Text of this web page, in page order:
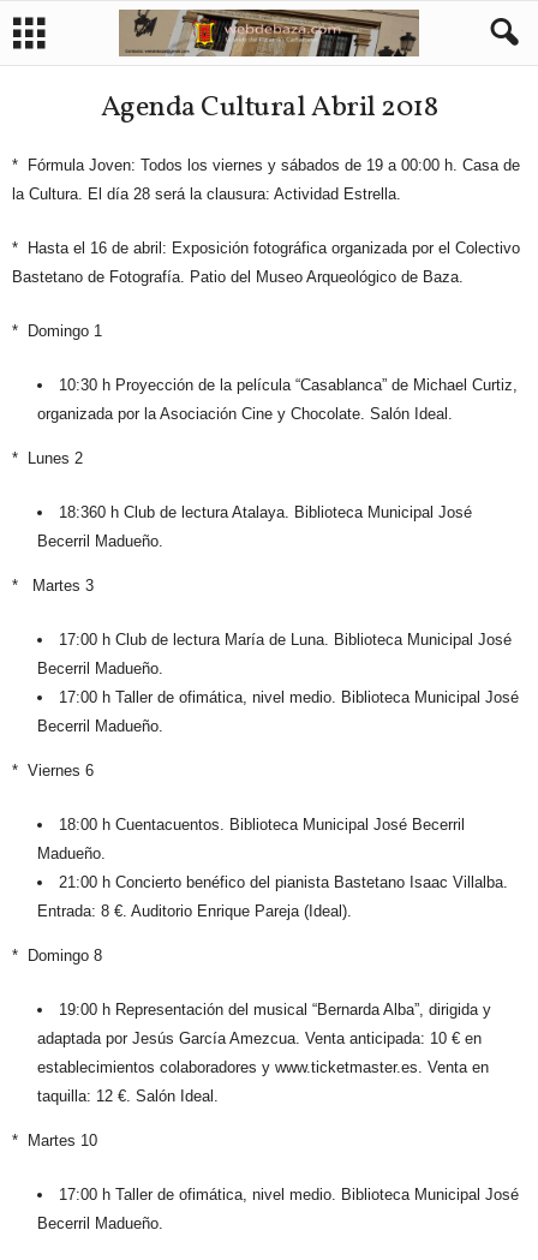
Agenda Cultural Abril 2018
* Fórmula Joven: Todos los viernes y sábados de 19 a 00:00 h. Casa de
la Cultura. El día 28 será la clausura: Actividad Estrella.
* Hasta el 16 de abril: Exposición fotográfica organizada por el Colectivo
Bastetano de Fotografía. Patio del Museo Arqueológico de Baza.
* Domingo 1
10:30 h Proyección de la película “Casablanca” de Michael Curtiz,
organizada por la Asociación Cine y Chocolate. Salón Ideal.
* Lunes 2
18:360 h Club de lectura Atalaya. Biblioteca Municipal José
Becerril Madueño.
* Martes 3
17:00 h Club de lectura María de Luna. Biblioteca Municipal José
Becerril Madueño.
17:00 h Taller de ofimática, nivel medio. Biblioteca Municipal José
Becerril Madueño.
* Viernes 6
18:00 h Cuentacuentos. Biblioteca Municipal José Becerril
Madueño.
21:00 h Concierto benéfico del pianista Bastetano Isaac Villalba.
Entrada: 8 €. Auditorio Enrique Pareja (Ideal).
* Domingo 8
19:00 h Representación del musical “Bernarda Alba”, dirigida y
adaptada por Jesús García Amezcua. Venta anticipada: 10 € en
establecimientos colaboradores y www.ticketmaster.es. Venta en
taquilla: 12 €. Salón Ideal.
* Martes 10
17:00 h Taller de ofimática, nivel medio. Biblioteca Municipal José
Becerril Madueño.